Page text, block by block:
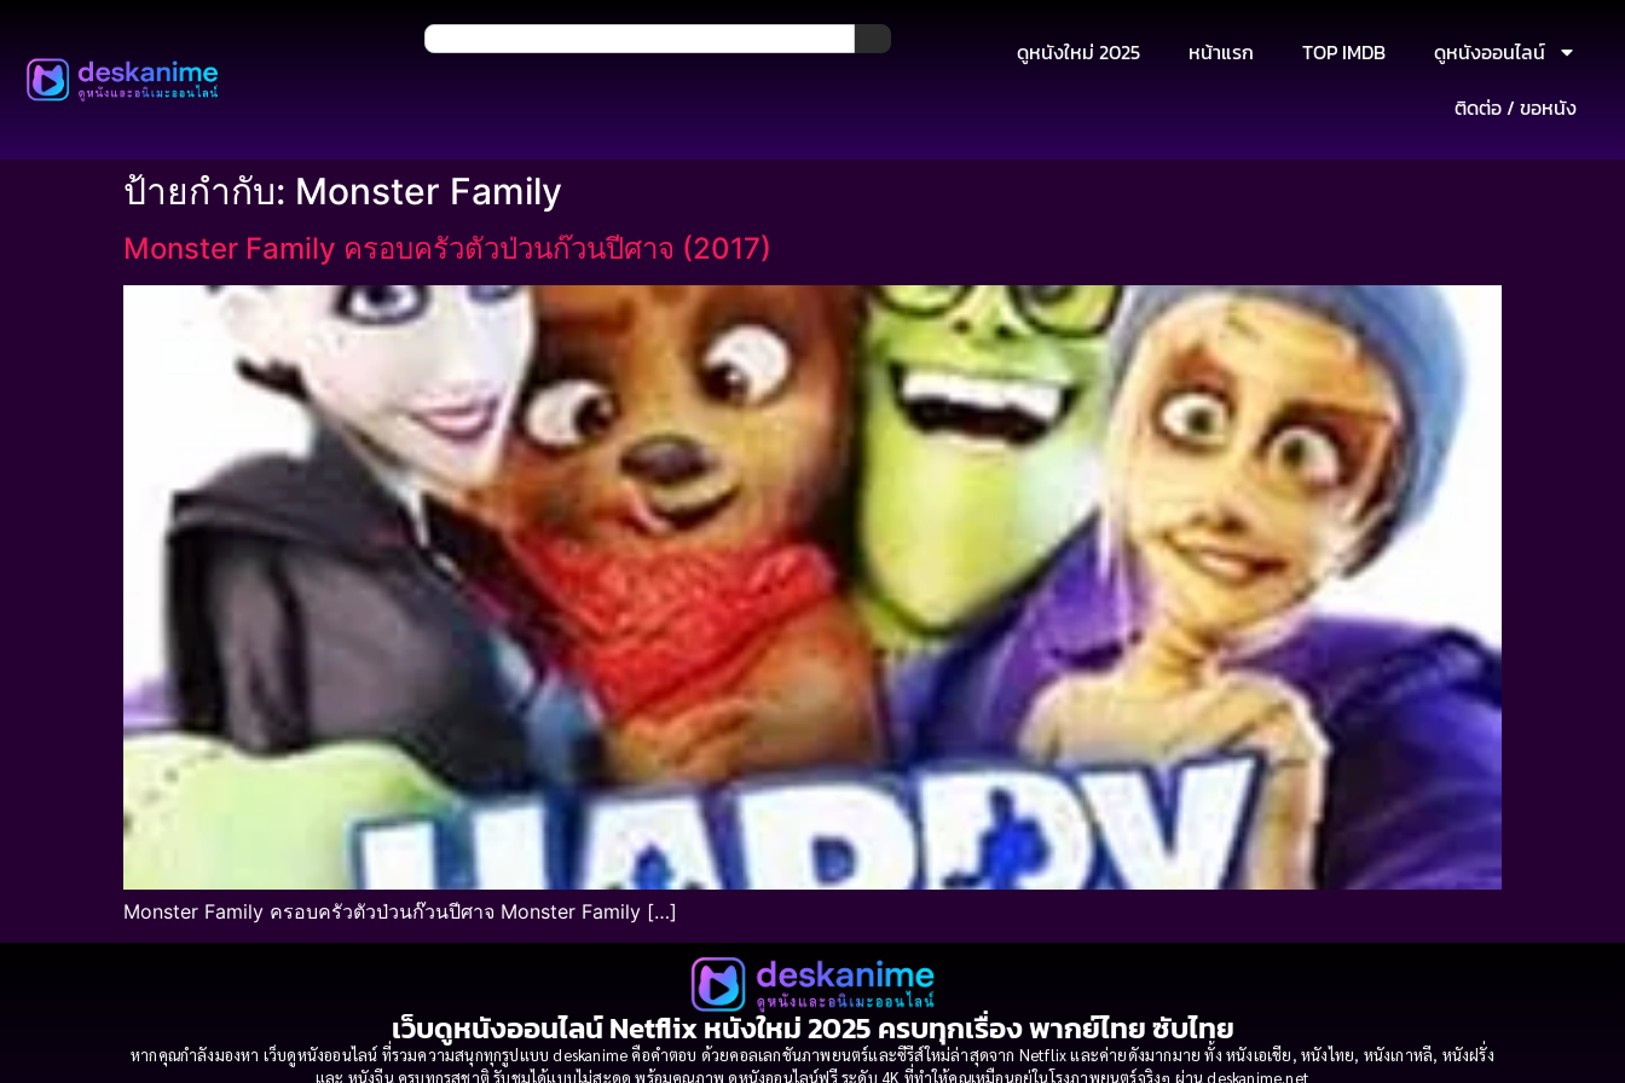
ดูหนังใหม่ 2025 หน้าแรก TOP IMDB
ดูหนังออนไลน์
ติดต่อ / ขอหนัง
ป้ายกำกับ: Monster Family
Monster Family ครอบครัวตัวป่วนก๊วนปีศาจ (2017)
Monster Family ครอบครัวตัวป่วนก๊วนปีศาจ Monster Family […]
เว็บดูหนังออนไลน์ Netflix หนังใหม่ 2025 ครบทุกเรื่อง พากย์ไทย ซับไทย
หากคุณกำลังมองหา เว็บดูหนังออนไลน์ ที่รวมความสนุกทุกรูปแบบ deskanime คือคำตอบ ด้วยคอลเลกชันภาพยนตร์และซีรีส์ใหม่ล่าสุดจาก Netflix และค่ายดังมากมาย ทั้ง หนังเอเชีย, หนังไทย, หนังเกาหลี, หนังฝรั่ง
และ หนังจีน ครบทุกรสชาติ รับชมได้แบบไม่สะดุด พร้อมคุณภาพ ดูหนังออนไลน์ฟรี ระดับ 4K ที่ทำให้คุณเหมือนอยู่ในโรงภาพยนตร์จริงๆ ผ่าน deskanime.net